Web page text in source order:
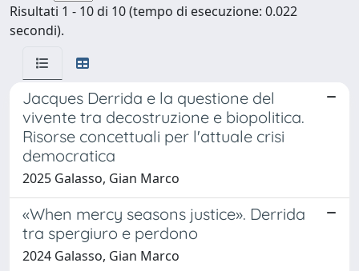
Risultati 1 - 10 di 10 (tempo di esecuzione: 0.022
secondi).
Jacques Derrida e la questione del
vivente tra decostruzione e biopolitica.
Risorse concettuali per l'attuale crisi
democratica
2025 Galasso, Gian Marco
«When mercy seasons justice». Derrida
tra spergiuro e perdono
2024 Galasso, Gian Marco